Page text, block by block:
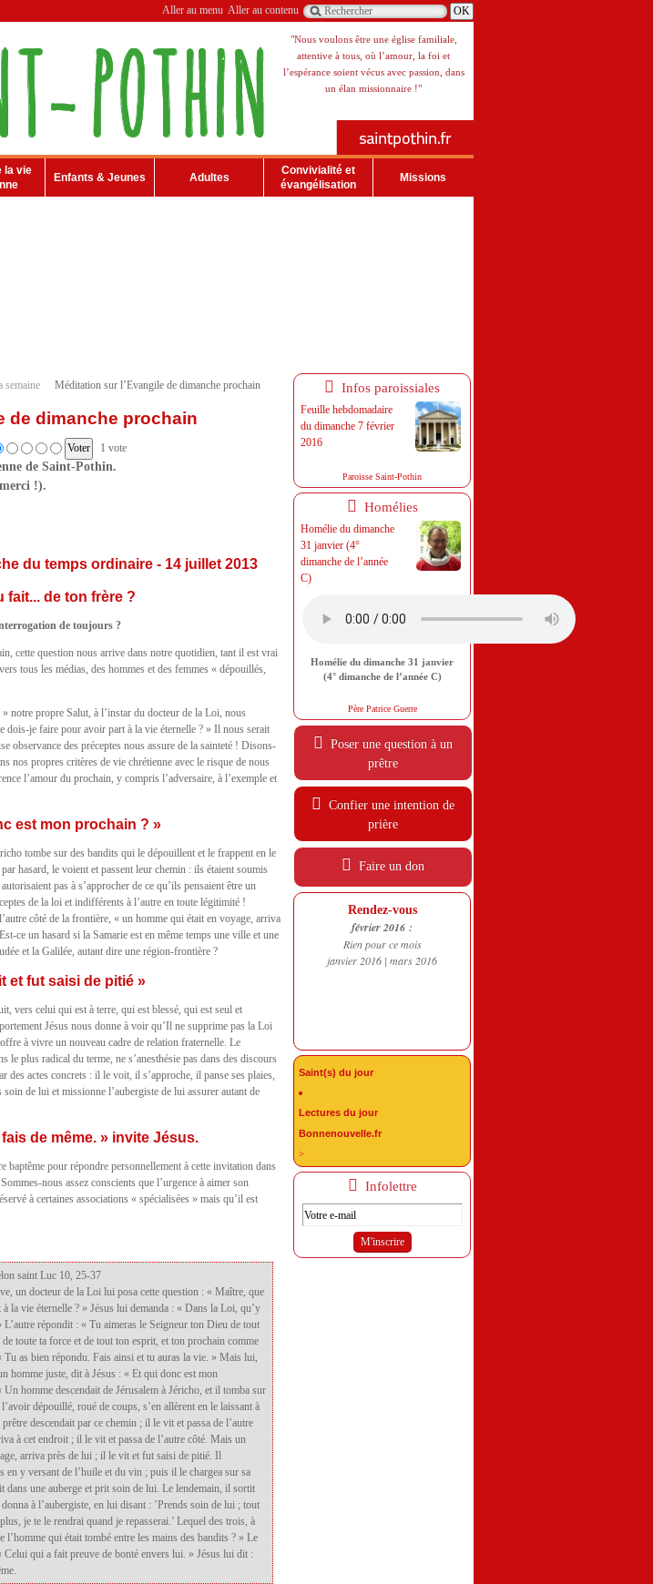
Aller au contenu
Aller au menu
"Nous voulons être une église familiale,
attentive à tous, où l’amour, la foi et
l’espérance soient vécus avec passion, dans
un élan missionnaire !"
la vie
Enfants & Jeunes Adultes
Convivialité et
évangélisation
Missions
semaine Méditation sur l’Evangile de dimanche prochain
de dimanche prochain
1 vote
de Saint-Pothin.
!).
du temps ordinaire - 14 juillet 2013
fait... de ton frère ?
de toujours ?
cette question nous arrive dans notre quotidien, tant il est vrai
tous les médias, des hommes et des femmes « dépouillés,
notre propre Salut, à l’instar du docteur de la Loi, nous
dois-je faire pour avoir part à la vie éternelle ? » Il nous serait
observance des préceptes nous assure de la sainteté ! Disons-
nos propres critères de vie chrétienne avec le risque de nous
l’amour du prochain, y compris l’adversaire, à l’exemple et
est mon prochain ? »
tombe sur des bandits qui le dépouillent et le frappent en le
hasard, le voient et passent leur chemin : ils étaient soumis
pas à s’approcher de ce qu’ils pensaient être un
de la loi et indifférents à l’autre en toute légitimité !
côté de la frontière, « un homme qui était en voyage, arriva
ce un hasard si la Samarie est en même temps une ville et une
et la Galilée, autant dire une région-frontière ?
et fut saisi de pitié »
vers celui qui est à terre, qui est blessé, qui est seul et
Jésus nous donne à voir qu’Il ne supprime pas la Loi
à vivre un nouveau cadre de relation fraternelle. Le
le plus radical du terme, ne s’anesthésie pas dans des discours
des actes concrets : il le voit, il s’approche, il panse ses plaies,
de lui et missionne l’aubergiste de lui assurer autant de
de même. » invite Jésus.
baptême pour répondre personnellement à cette invitation dans
nous assez conscients que l’urgence à aimer son
à certaines associations « spécialisées » mais qu’il est
saint Luc 10, 25-37
un docteur de la Loi lui posa cette question : « Maître, que
la vie éternelle ? » Jésus lui demanda : « Dans la Loi, qu’y
répondit : « Tu aimeras le Seigneur ton Dieu de tout
toute ta force et de tout ton esprit, et ton prochain comme
as bien répondu. Fais ainsi et tu auras la vie. » Mais lui,
homme juste, dit à Jésus : « Et qui donc est mon
homme descendait de Jérusalem à Jéricho, et il tomba sur
dépouillé, roué de coups, s’en allèrent en le laissant à
descendait par ce chemin ; il le vit et passa de l’autre
à cet endroit ; il le vit et passa de l’autre côté. Mais un
arriva près de lui ; il le vit et fut saisi de pitié. Il
en y versant de l’huile et du vin ; puis il le chargea sur sa
dans une auberge et prit soin de lui. Le lendemain, il sortit
à l’aubergiste, en lui disant : ’Prends soin de lui ; tout
je te le rendrai quand je repasserai.’ Lequel des trois, à
l’homme qui était tombé entre les mains des bandits ? » Le
qui a fait preuve de bonté envers lui. » Jésus lui dit :
Infos paroissiales
Feuille hebdomadaire
du dimanche 7 février
2016
Paroisse Saint-Pothin
Homélies
Homélie du dimanche
31 janvier (4°
dimanche de l’année
C)
Homélie du dimanche 31 janvier
(4° dimanche de l’année C)
Père Patrice Guerre
Poser une question à un
prêtre
Confier une intention de
prière
Faire un don
Rendez-vous
février 2016 :
Rien pour ce mois
janvier 2016 | mars 2016
Saint(s) du jour
Lectures du jour
Bonnenouvelle.fr
>
Infolettre